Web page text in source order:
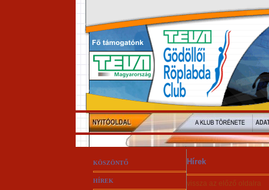
KÖSZÖNTŐ
HÍREK
Hírek
vissza az előző oldalra